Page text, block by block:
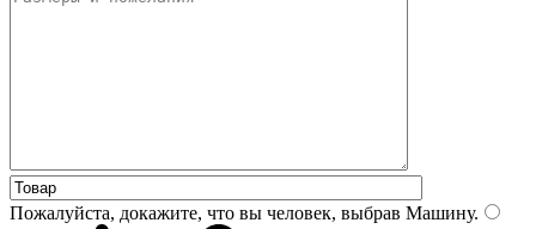
Пожалуйста, докажите, что вы человек, выбрав Машину.